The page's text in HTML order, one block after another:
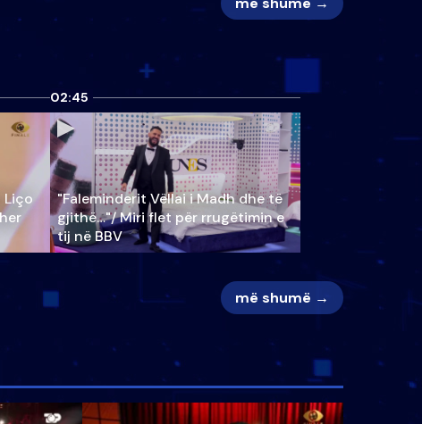
Liço
02:45
"Faleminderit Vëllai i Madh dhe të
gjithë…"/ Miri flet për rrugëtimin e
tij në BBV
më shumë →